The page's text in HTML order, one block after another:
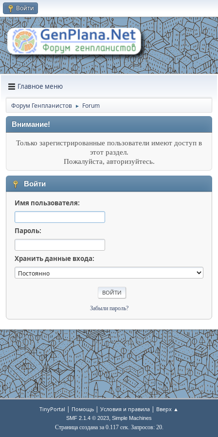
Войти
Главное меню
Форум Генпланистов ► Forum
Внимание!
Только зарегистрированные пользователи имеют доступ в
этот раздел.
Пожалуйста, авторизуйтесь.
Войти
Имя пользователя:
Пароль:
Хранить данные входа:
Забыли пароль?
TinyPortal | Помощь | Условия и правила | Вверх ▲
SMF 2.1.4 © 2023, Simple Machines
Страница создана за 0.117 сек. Запросов: 20.